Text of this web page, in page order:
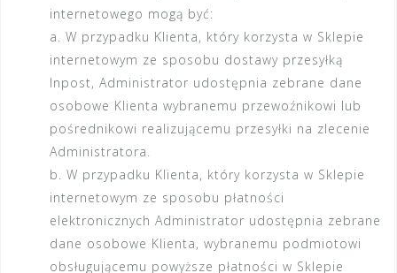
internetowego mogą być:
a. W przypadku Klienta, który korzysta w Sklepie
internetowym ze sposobu dostawy przesyłką
Inpost, Administrator udostępnia zebrane dane
osobowe Klienta wybranemu przewoźnikowi lub
pośrednikowi realizującemu przesyłki na zlecenie
Administratora.
b. W przypadku Klienta, który korzysta w Sklepie
internetowym ze sposobu płatności
elektronicznych Administrator udostępnia zebrane
dane osobowe Klienta, wybranemu podmiotowi
obsługującemu powyższe płatności w Sklepie